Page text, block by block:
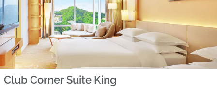
Club Corner Suite King